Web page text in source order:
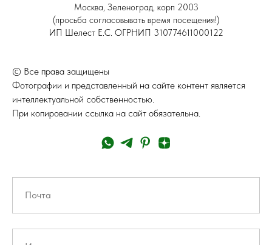
Москва, Зеленоград, корп 2003
(просьба согласовывать время посещения!)
ИП Шелест Е.С. ОГРНИП 310774611000122
© Все права защищены
Фотографии и представленный на сайте контент является
интеллектуальной собственностью.
При копировании ссылка на сайт обязательна.